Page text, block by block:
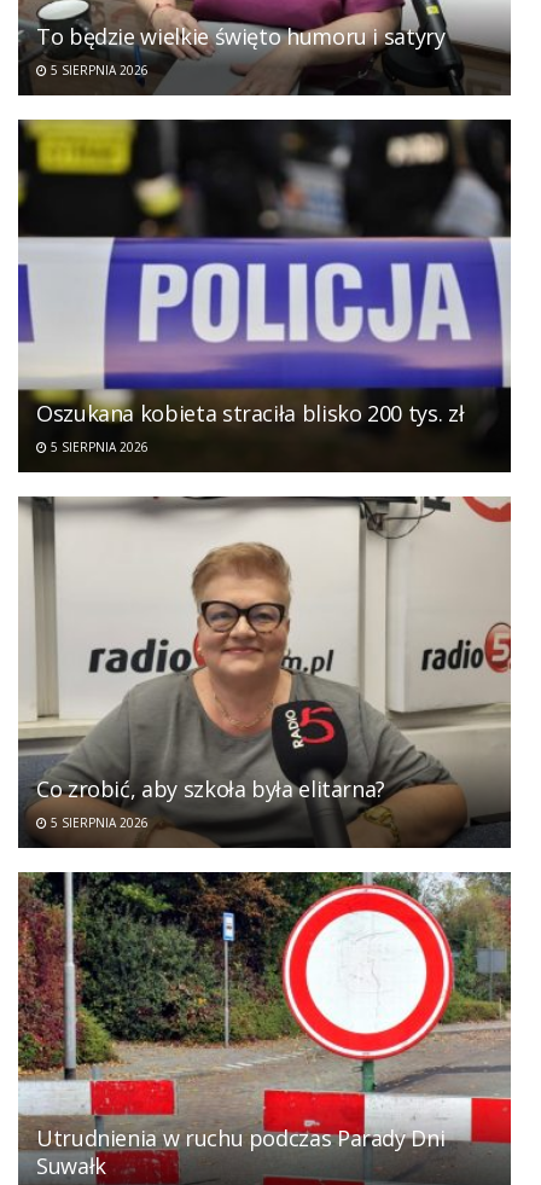
To będzie wielkie święto humoru i satyry
5 SIERPNIA 2026
Oszukana kobieta straciła blisko 200 tys. zł
5 SIERPNIA 2026
Co zrobić, aby szkoła była elitarna?
5 SIERPNIA 2026
Utrudnienia w ruchu podczas Parady Dni
Suwałk